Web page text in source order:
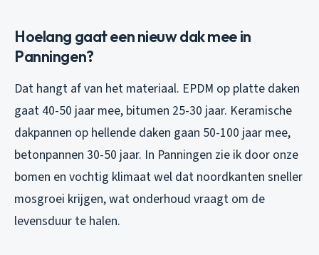
Hoelang gaat een nieuw dak mee in
Panningen?
Dat hangt af van het materiaal. EPDM op platte daken
gaat 40-50 jaar mee, bitumen 25-30 jaar. Keramische
dakpannen op hellende daken gaan 50-100 jaar mee,
betonpannen 30-50 jaar. In Panningen zie ik door onze
bomen en vochtig klimaat wel dat noordkanten sneller
mosgroei krijgen, wat onderhoud vraagt om de
levensduur te halen.